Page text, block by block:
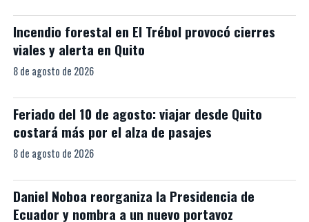
Incendio forestal en El Trébol provocó cierres
viales y alerta en Quito
8 de agosto de 2026
Feriado del 10 de agosto: viajar desde Quito
costará más por el alza de pasajes
8 de agosto de 2026
Daniel Noboa reorganiza la Presidencia de
Ecuador y nombra a un nuevo portavoz